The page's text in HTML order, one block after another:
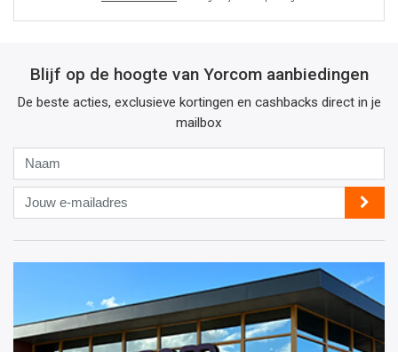
Blijf op de hoogte van Yorcom aanbiedingen
De beste acties, exclusieve kortingen en cashbacks direct in je
mailbox
Jouw
e-
mailadres